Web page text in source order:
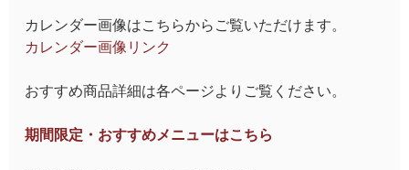
カレンダー画像はこちらからご覧いただけます。
カレンダー画像リンク
おすすめ商品詳細は各ページよりご覧ください。
期間限定・おすすめメニューはこちら